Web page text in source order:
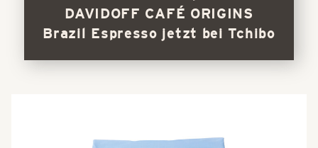
DAVIDOFF CAFÉ ORIGINS
Brazil Espresso jetzt bei Tchibo